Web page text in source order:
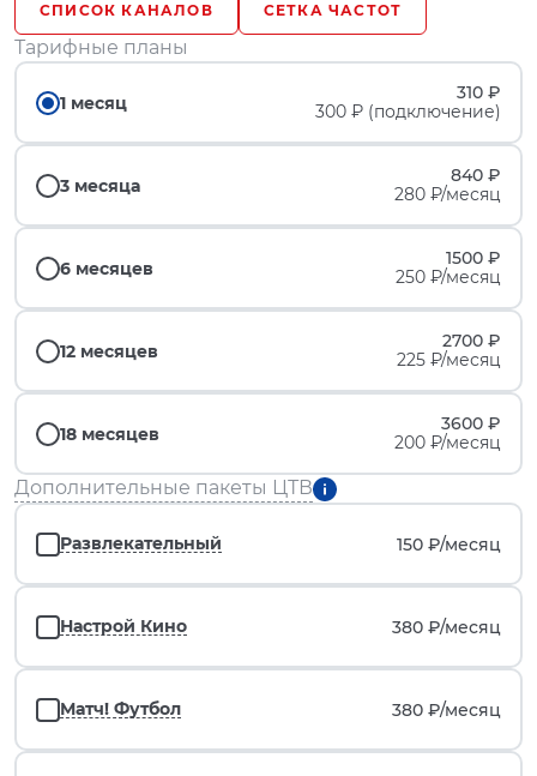
СПИСОК КАНАЛОВ СЕТКА ЧАСТОТ
Тарифные планы
1 месяц
310 ₽
300 ₽ (подключение)
3 месяца
840 ₽
280 ₽/месяц
6 месяцев
1500 ₽
250 ₽/месяц
12 месяцев
2700 ₽
225 ₽/месяц
18 месяцев
3600 ₽
200 ₽/месяц
Дополнительные пакеты ЦТВ
Развлекательный 150 ₽/месяц
Настрой Кино 380 ₽/месяц
Матч! Футбол 380 ₽/месяц